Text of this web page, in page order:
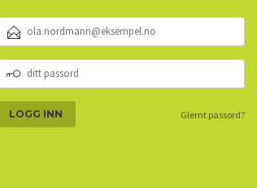
POSTADRESSE
PASSORD
Glemt passord?